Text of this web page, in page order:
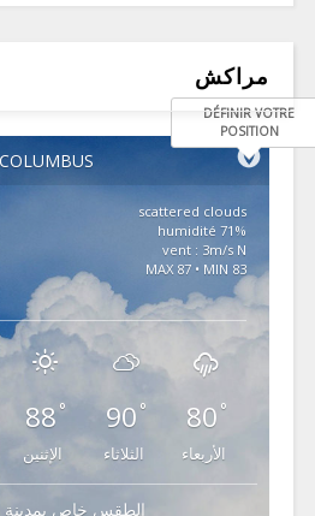
مراكش
COLUMBUS
DÉFINIR VOTRE
POSITION
scattered clouds
71% humidité
vent : 3m/s N
MAX 87 • MIN 83
88°
الإثنين
90 °
الثلاثاء
80 °
الأربعاء
الطقس خاص